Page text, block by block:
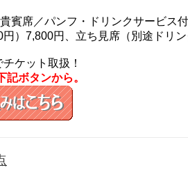
賓席／パンフ・ドリンクサービス
円）7,800円、立ち見席（別途ドリ
ケット取扱！
ボタンから。